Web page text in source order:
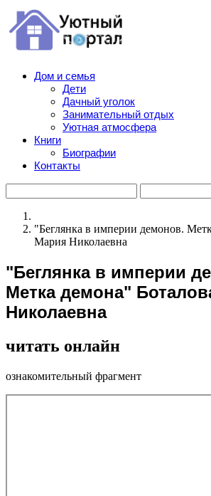
Дом и семья
Дети
Дачный уголок
Занимательный отдых
Уютная атмосфера
Книги
Биографии
Контакты
"Беглянка в империи демонов.
Мария Николаевна
"Беглянка в империи
Метка демона"
Николаевна
читать онлайн
ознакомительный фрагмент